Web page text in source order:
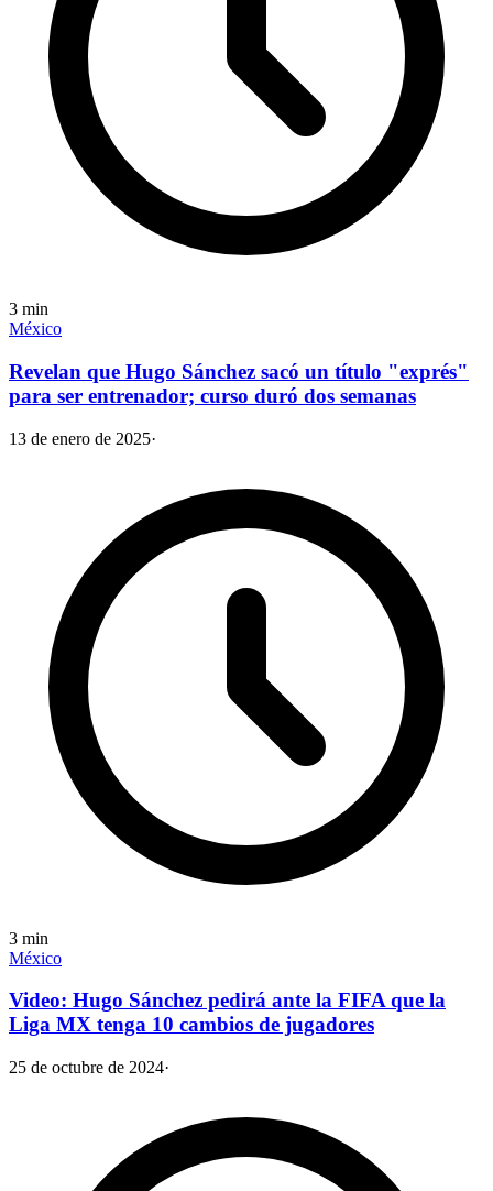
3 min
México
Revelan que Hugo Sánchez sacó un título "exprés"
para ser entrenador; curso duró dos semanas
13 de enero de 2025·
3 min
México
Video: Hugo Sánchez pedirá ante la FIFA que la
Liga MX tenga 10 cambios de jugadores
25 de octubre de 2024·